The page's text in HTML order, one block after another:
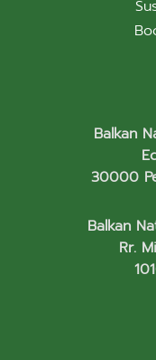
Balkan
30000
Balkan
Rr.